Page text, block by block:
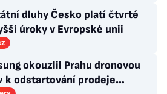
dluhy Česko platí čtvrté
úroky v Evropské unii
okouzlil Prahu dronovou
k odstartování prodeje